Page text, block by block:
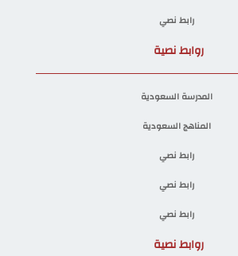
رابط نصي
روابط نصية
المدرسة السعودية
المناهج السعودية
رابط نصي
رابط نصي
رابط نصي
روابط نصية